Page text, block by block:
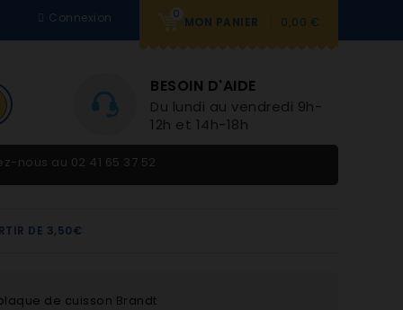
0
MON PANIER 0,00 €
Connexion
BESOIN D'AIDE
Du lundi au vendredi 9h-
12h et 14h-18h
nous au 02 41 65 37 52
DE 3,50€
de cuisson Brandt